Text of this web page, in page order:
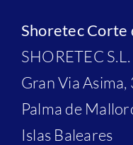
Shoretec Corte
SHORETEC S.L.
Gran Via
Palma de
Islas Baleares